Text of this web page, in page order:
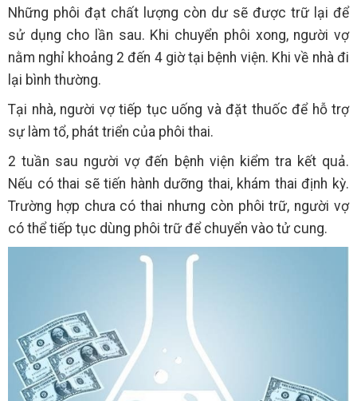
Những phôi đạt chất lượng còn dư sẽ được trữ lại để
sử dụng cho lần sau. Khi chuyển phôi xong, người vợ
nằm nghỉ khoảng 2 đến 4 giờ tại bệnh viện. Khi về nhà đi
lại bình thường.
Tại nhà, người vợ tiếp tục uống và đặt thuốc để hỗ trợ
sự làm tổ, phát triển của phôi thai.
2 tuần sau người vợ đến bệnh viện kiểm tra kết quả.
Nếu có thai sẽ tiến hành dưỡng thai, khám thai định kỳ.
Trường hợp chưa có thai nhưng còn phôi trữ, người vợ
có thể tiếp tục dùng phôi trữ để chuyển vào tử cung.